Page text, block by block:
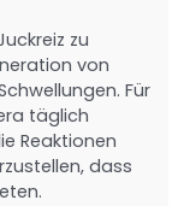
zu
von
Für
täglich
Reaktionen
dass